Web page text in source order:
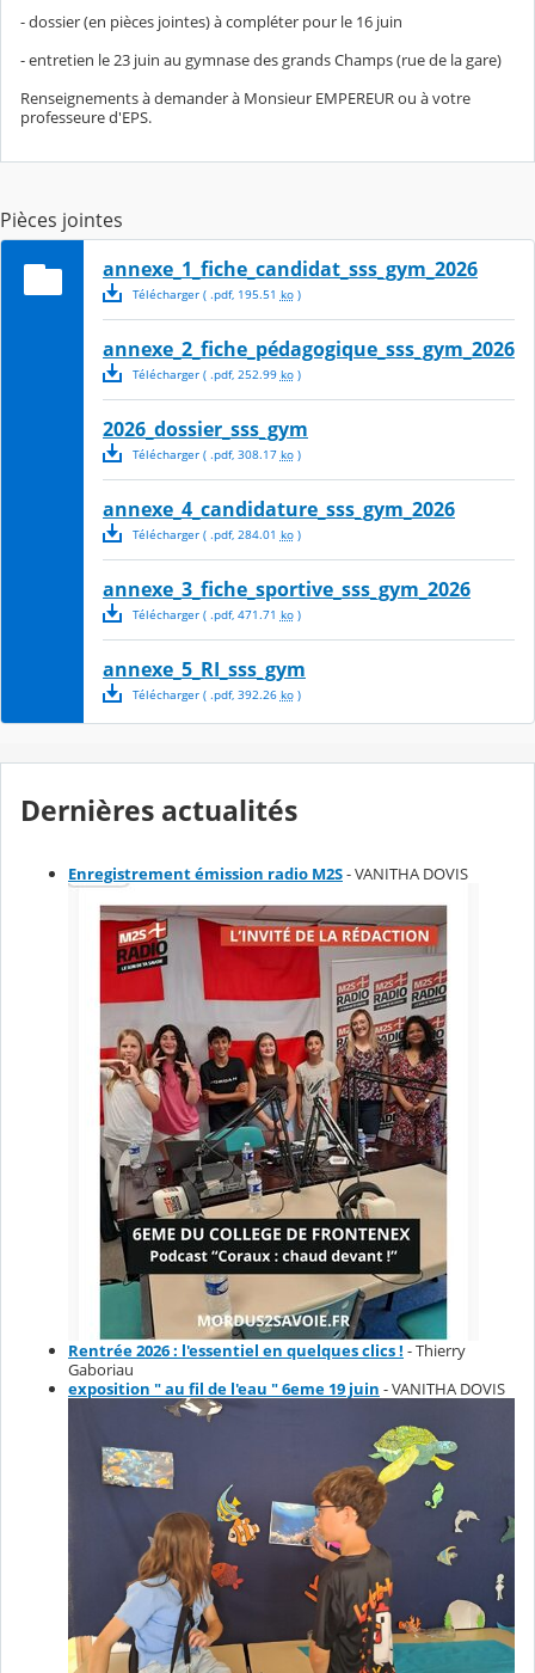
- dossier (en pièces jointes) à compléter pour le 16 juin
- entretien le 23 juin au gymnase des grands Champs (rue de la gare)
Renseignements à demander à Monsieur EMPEREUR ou à votre
professeure d'EPS.
Pièces jointes
annexe_1_fiche_candidat_sss_gym_2026
Télécharger( .pdf, 195.51 ko)
annexe_2_fiche_pédagogique_sss_gym_2026
Télécharger( .pdf, 252.99 ko)
2026_dossier_sss_gym
Télécharger( .pdf, 308.17 ko)
annexe_4_candidature_sss_gym_2026
Télécharger( .pdf, 284.01 ko)
annexe_3_fiche_sportive_sss_gym_2026
Télécharger( .pdf, 471.71 ko)
annexe_5_RI_sss_gym
Télécharger( .pdf, 392.26 ko)
Dernières actualités
Enregistrement émission radio M2S- VANITHA DOVIS
Rentrée 2026 : l'essentiel en quelques clics ! - Thierry
Gaboriau
exposition " au fil de l'eau " 6eme 19 juin - VANITHA DOVIS